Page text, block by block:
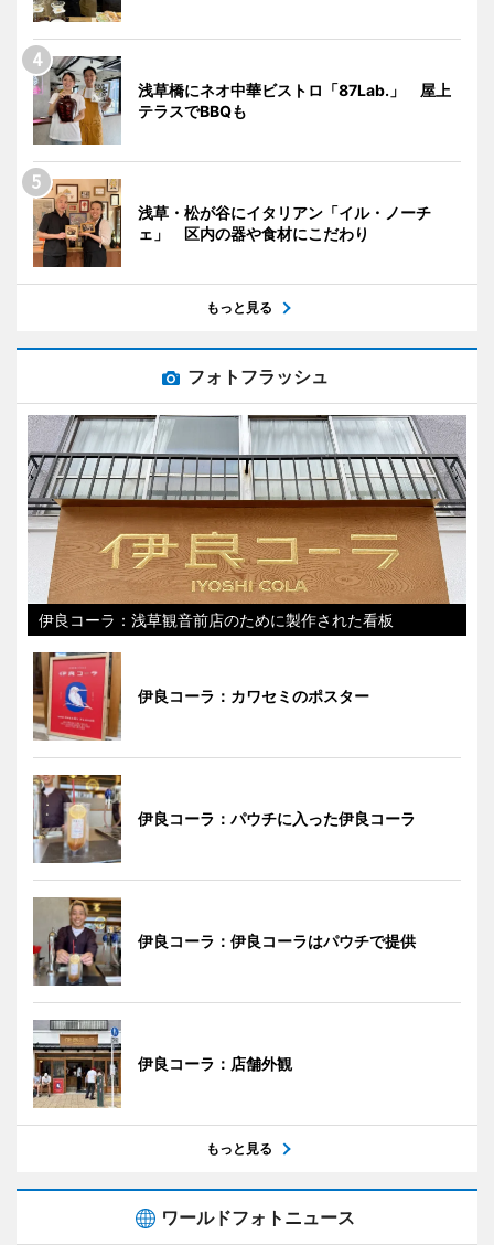
浅草橋にネオ中華ビストロ「87Lab.」 屋上
テラスでBBQも
浅草・松が谷にイタリアン「イル・ノーチ
ェ」 区内の器や食材にこだわり
もっと見る
フォトフラッシュ
伊良コーラ：浅草観音前店のために製作された看板
伊良コーラ：カワセミのポスター
伊良コーラ：パウチに入った伊良コーラ
伊良コーラ：伊良コーラはパウチで提供
伊良コーラ：店舗外観
もっと見る
ワールドフォトニュース